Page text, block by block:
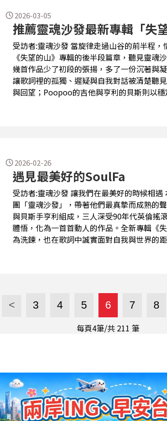
推薦靈魂沙發最新專輯「失
受訪者:靈魂沙發 當旋律走過山谷的前半程
《失望的山》專輯的後半段篇章，聽見靈魂
幾首作品少了初段的張揚，多了一份沉著與
讓歌詞裡的孤獨、遲疑與自我對話被清楚聽
與回望；Poopoo的吉他與亨利的貝斯則以
2026-03-05
遇見最美好的SoulFa
受訪者:靈魂沙發 讓我們在最美好的時候相
團「靈魂沙發」，帶著他們最真摯而成熟的
與貝斯手亨利組成，三人深受90年代英倫搖
體悟，化為一首首動人的作品。全新專輯《
為洗鍊，也在歌詞中誠實面對自我與世界的
2026-02-26
< 3 4 5 6 7 8
每頁4筆/共 211 筆